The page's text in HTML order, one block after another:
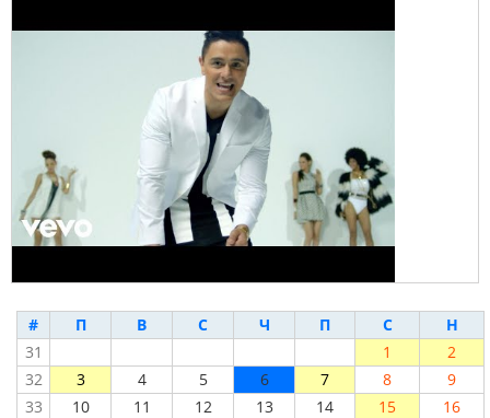
# П В С Ч П С
Н
31
1
2
32
3 4 5 6 7 8
9
33
10 11 12 13 14 15
16